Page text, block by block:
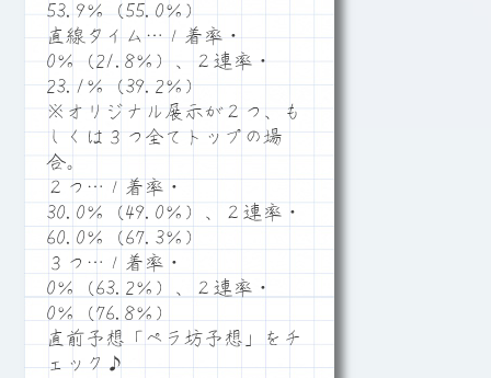
53.9％（55.0％）
直線タイム…１着率・
0％（21.8％）、２連率・
23.1％（39.2％）
※オリジナル展示が２つ、も
しくは３つ全てトップの場
合。
２つ…１着率・
30.0％（49.0％）、２連率・
60.0％（67.3％）
３つ…１着率・
0％（63.2％）、２連率・
0％（76.8％）
直前予想「ペラ坊予想」をチ
ェック♪